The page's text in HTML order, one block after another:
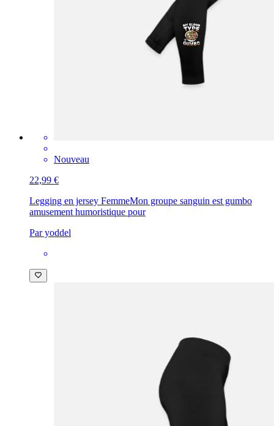
Nouveau
22,99 €
Legging en jersey FemmeMon groupe sanguin est gumbo
amusement humoristique pour
Par yoddel